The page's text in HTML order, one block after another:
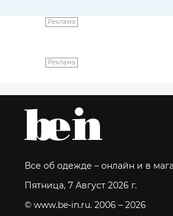
Реклама
Реклама
Все об одежде – онлайн и в
Пятница, 7 Август 2026 г.
© www.be-in.ru. 2006 – 2026